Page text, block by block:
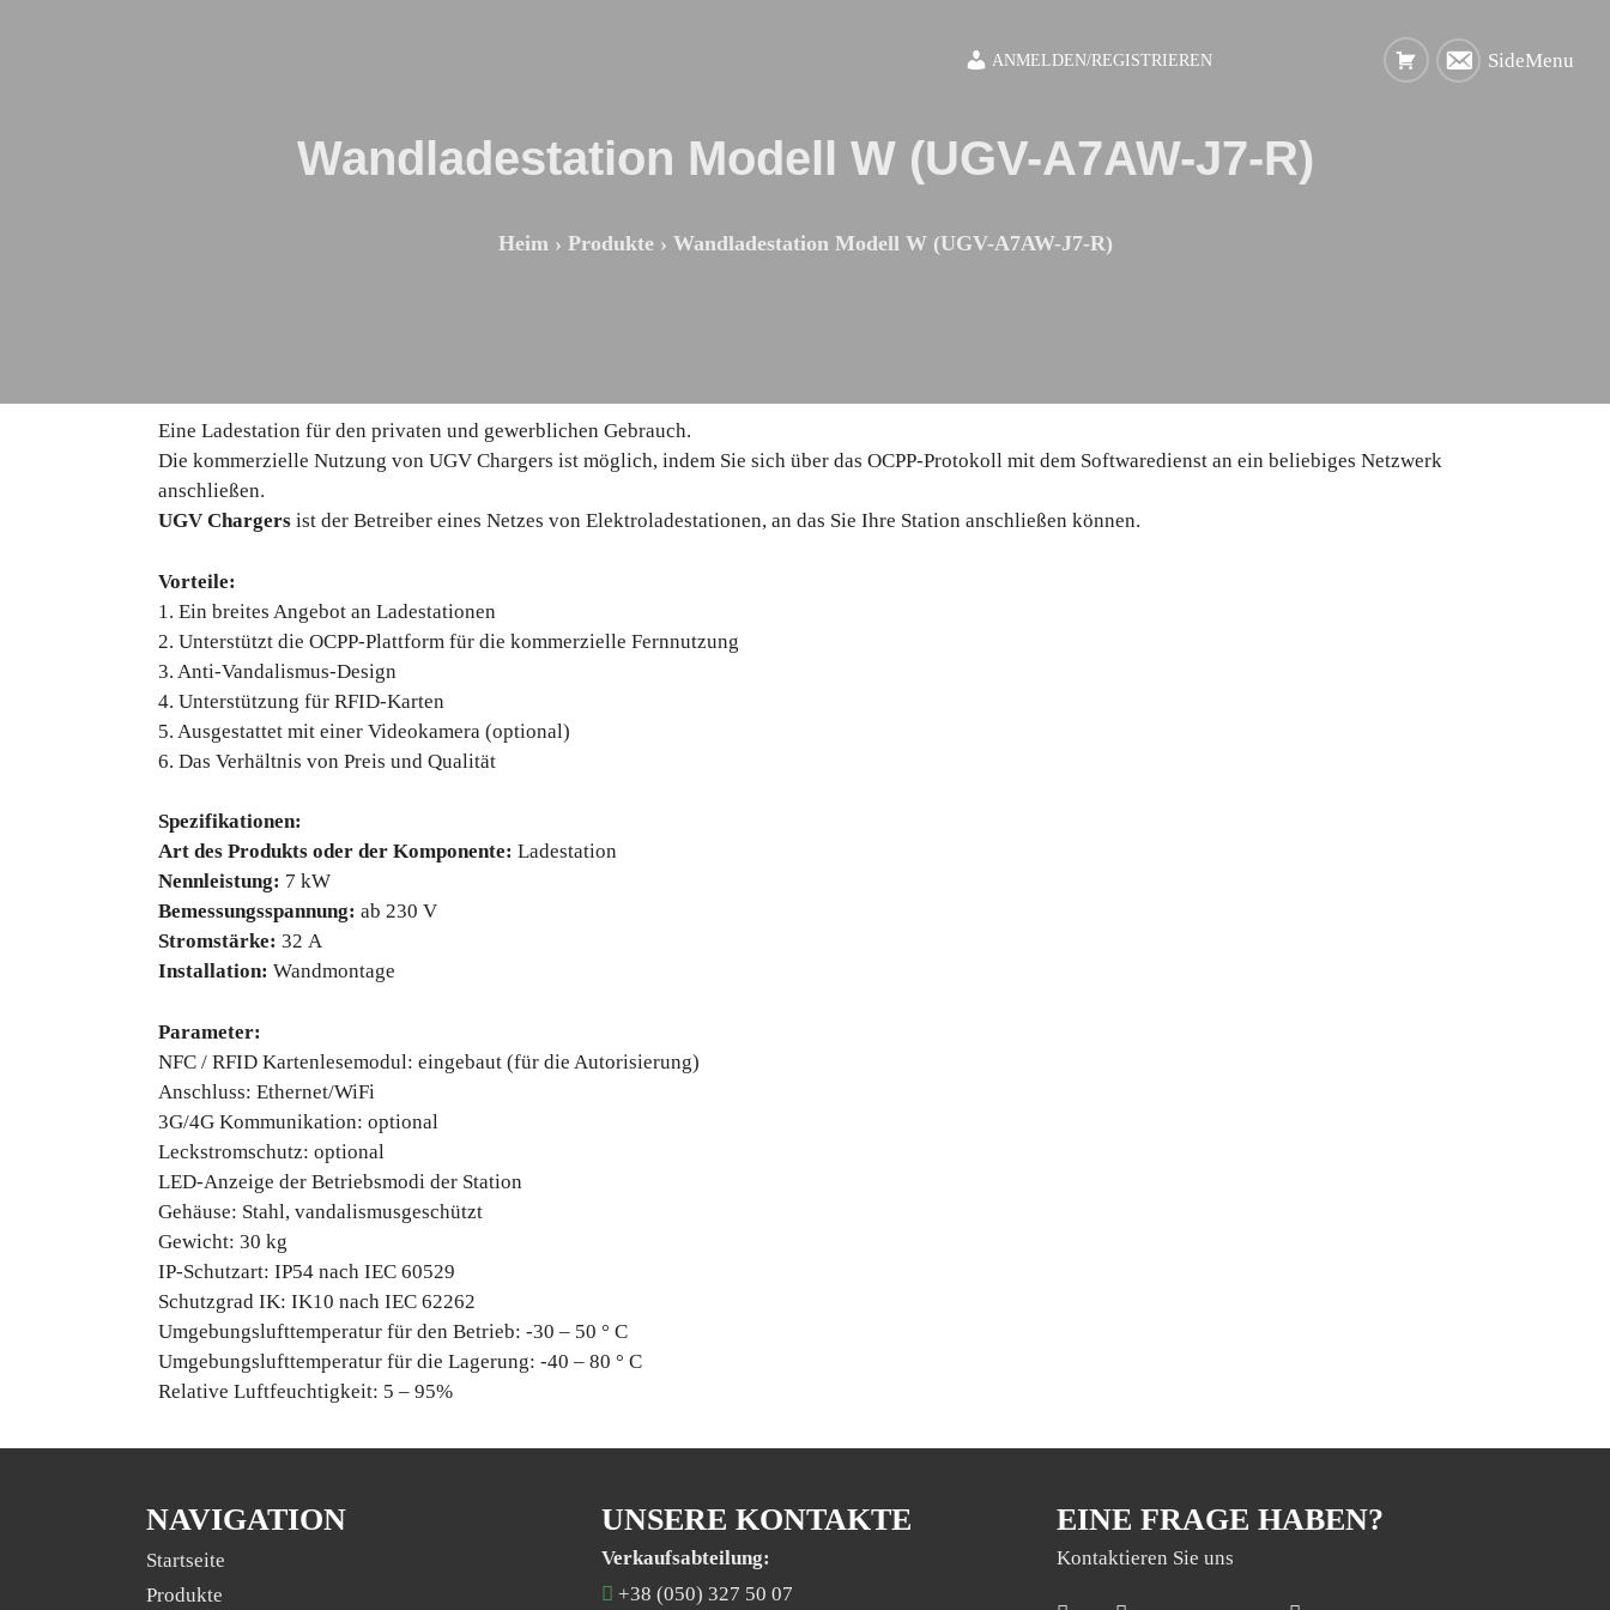
ANMELDEN/REGISTRIEREN SideMenu
Wandladestation Modell W (UGV-A7AW-J7-R)
Heim › Produkte› Wandladestation Modell W (UGV-A7AW-J7-R)
Eine Ladestation für den privaten und gewerblichen Gebrauch.
Die kommerzielle Nutzung von UGV Chargers ist möglich, indem Sie sich über das OCPP-Protokoll mit dem Softwaredienst an ein beliebiges Netzwerk
anschließen.
UGV Chargers ist der Betreiber eines Netzes von Elektroladestationen, an das Sie Ihre Station anschließen können.
Vorteile:
1. Ein breites Angebot an Ladestationen
2. Unterstützt die OCPP-Plattform für die kommerzielle Fernnutzung
3. Anti-Vandalismus-Design
4. Unterstützung für RFID-Karten
5. Ausgestattet mit einer Videokamera (optional)
6. Das Verhältnis von Preis und Qualität
Spezifikationen:
Art des Produkts oder der Komponente: Ladestation
Nennleistung: 7 kW
Bemessungsspannung: ab 230 V
Stromstärke: 32 А
Installation: Wandmontage
Parameter:
NFC / RFID Kartenlesemodul: eingebaut (für die Autorisierung)
Anschluss: Ethernet/WiFi
3G/4G Kommunikation: optional
Leckstromschutz: optional
LED-Anzeige der Betriebsmodi der Station
Gehäuse: Stahl, vandalismusgeschützt
Gewicht: 30 kg
IP-Schutzart: IP54 nach IEC 60529
Schutzgrad IK: IK10 nach IEC 62262
Umgebungslufttemperatur für den Betrieb: -30 – 50 ° C
Umgebungslufttemperatur für die Lagerung: -40 – 80 ° C
Relative Luftfeuchtigkeit: 5 – 95%
NAVIGATION
Startseite
Produkte
UNSERE KONTAKTE
Verkaufsabteilung:
+38 (050) 327 50 07
EINE FRAGE HABEN?
Kontaktieren Sie uns